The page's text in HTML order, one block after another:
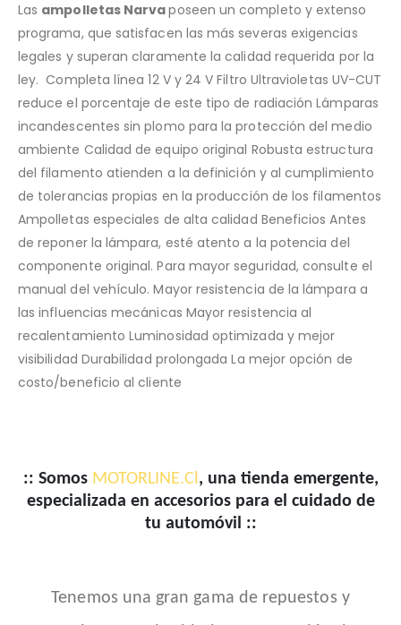
Las ampolletas Narvaposeen un completo y extenso
programa, que satisfacen las más severas exigencias
legales y superan claramente la calidad requerida por la
ley. Completa línea 12 V y 24 V Filtro Ultravioletas UV-CUT
reduce el porcentaje de este tipo de radiación Lámparas
incandescentes sin plomo para la protección del medio
ambiente Calidad de equipo original Robusta estructura
del filamento atienden a la definición y al cumplimiento
de tolerancias propias en la producción de los filamentos
Ampolletas especiales de alta calidad Beneficios Antes
de reponer la lámpara, esté atento a la potencia del
componente original. Para mayor seguridad, consulte el
manual del vehículo. Mayor resistencia de la lámpara a
las influencias mecánicas Mayor resistencia al
recalentamiento Luminosidad optimizada y mejor
visibilidad Durabilidad prolongada La mejor opción de
costo/beneficio al cliente
:: Somos MOTORLINE.Cl, una tienda emergente,
especializada en accesorios para el cuidado de
tu automóvil ::
Tenemos una gran gama de repuestos y